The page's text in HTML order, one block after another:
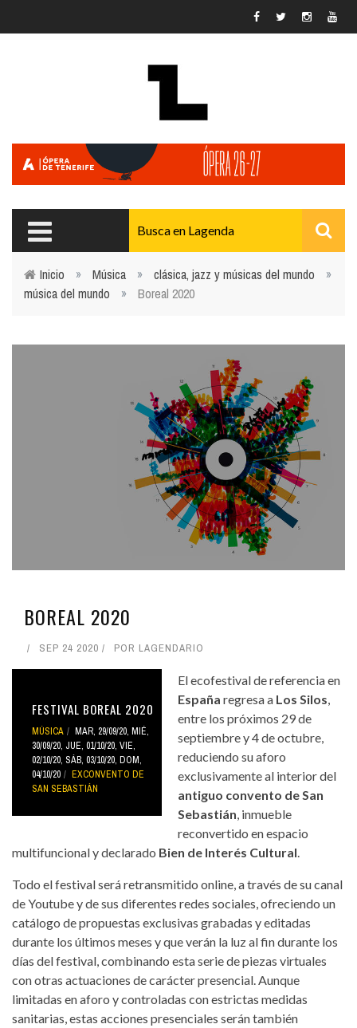
Usted está aquí
Inicio » Música » clásica, jazz y músicas del mundo
»
música del mundo
» Boreal 2020
BOREAL 2020
SEP 24 2020 POR LAGENDARIO
FESTIVAL BOREAL 2020
MÚSICA MAR, 29/09/20, MIÉ,
30/09/20, JUE, 01/10/20, VIE,
02/10/20, SÁB, 03/10/20, DOM,
04/10/20
EXCONVENTO DE
SAN SEBASTIÁN
El ecofestival de referencia en
España regresa a Los Silos,
entre los próximos 29 de
septiembre y 4 de octubre,
reduciendo su aforo
exclusivamente al interior del
antiguo convento de San
Sebastián, inmueble
reconvertido en espacio
multifuncional y declarado Bien de Interés Cultural.
Todo el festival será retransmitido online, a través de su canal
de Youtube y de sus diferentes redes sociales, ofreciendo un
catálogo de propuestas exclusivas grabadas y editadas
durante los últimos meses y que verán la luz al fin durante los
días del festival, combinando esta serie de piezas virtuales
con otras actuaciones de carácter presencial. Aunque
limitadas en aforo y controladas con estrictas medidas
sanitarias, estas acciones presenciales serán también